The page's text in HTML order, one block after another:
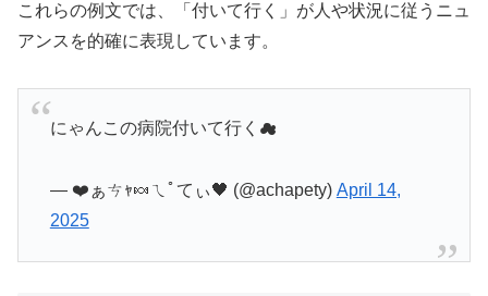
これらの例文では、「付いて行く」が人や状況に従うニュ
アンスを的確に表現しています。
にゃんこの病院付いて行く☁
— ❤️ぁㄘｬ🍬ㄟﾟてぃ🖤 (@achapety) April 14,
2025